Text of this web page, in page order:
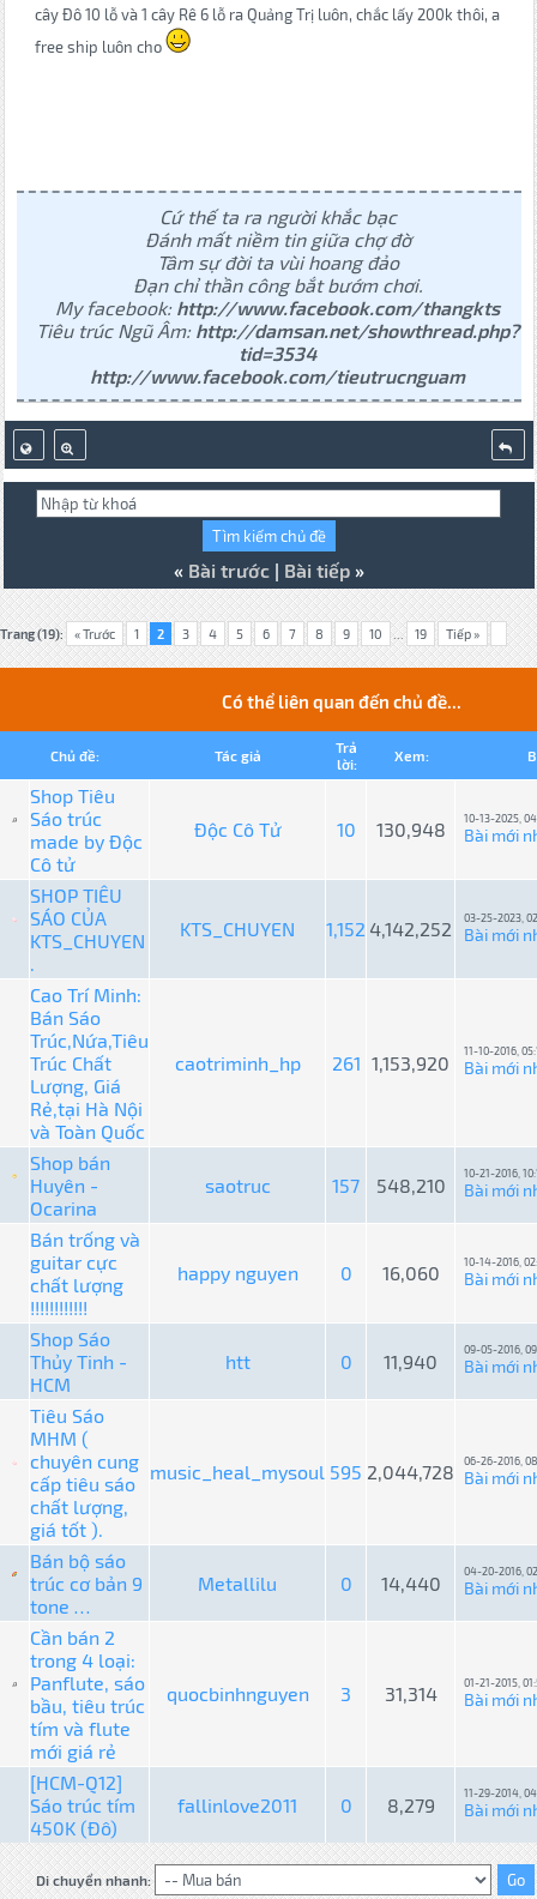
cây Đô 10 lỗ và 1 cây Rê 6 lỗ ra Quảng Trị luôn, chắc lấy 200k thôi, a
free ship luôn cho
Cứ thế ta ra người khắc bạc
Đánh mất niềm tin giữa chợ đờ
Tâm sự đời ta vùi hoang đảo
Đạn chỉ thần công bắt bướm chơi.
My facebook: http://www.facebook.com/thangkts
Tiêu trúc Ngũ Âm: http://damsan.net/showthread.php?
tid=3534
http://www.facebook.com/tieutrucnguam
« Bài trước| Bài tiếp»
Trang (19): « Trước 1 2 3 4 5 6 7 8 9 10 ... 19 Tiếp »
Có thể liên quan đến chủ đề...
Chủ đề: Tác giả
Trả
lời:
Xem:
Shop Tiêu
Sáo trúc
made by Độc
Cô tử
Độc Cô Tử 10 130,948 10-13-2025,
Bài mới
SHOP TIÊU
SÁO CỦA
KTS_CHUYEN
.
KTS_CHUYEN 1,152 4,142,252 03-25-2023,
Bài mới
Cao Trí Minh:
Bán Sáo
Trúc,Nứa,Tiêu
Trúc Chất
Lượng, Giá
Rẻ,tại Hà Nội
và Toàn Quốc
caotriminh_hp 261 1,153,920
11-10-2016,
Bài mới
Shop bán
Huyên -
Ocarina
saotruc 157 548,210
10-21-2016,
Bài mới
Bán trống và
guitar cực
chất lượng
!!!!!!!!!!!!
happy nguyen 0 16,060 10-14-2016,
Bài mới
Shop Sáo
Thủy Tinh -
HCM
htt 0 11,940
09-05-2016,
Bài mới
Tiêu Sáo
MHM (
chuyên cung
cấp tiêu sáo
chất lượng,
giá tốt ).
music_heal_mysoul 595 2,044,728 06-26-2016,
Bài mới
Bán bộ sáo
trúc cơ bản 9
tone …
Metallilu 0 14,440
04-20-2016,
Bài mới
Cần bán 2
trong 4 loại:
Panflute, sáo
bầu, tiêu trúc
tím và flute
mới giá rẻ
quocbinhnguyen 3 31,314 01-21-2015,
Bài mới
[HCM-Q12]
Sáo trúc tím
450K (Đô)
fallinlove2011 0 8,279
11-29-2014,
Bài mới
Di chuyển nhanh: